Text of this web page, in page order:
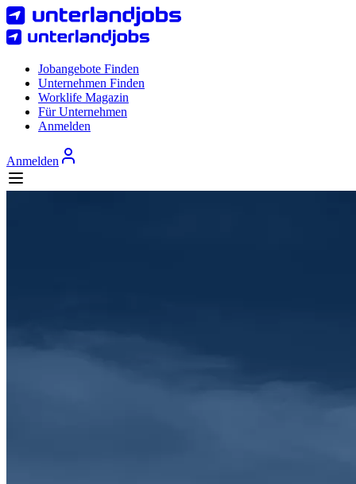
Jobangebote Finden
Unternehmen Finden
Worklife Magazin
Für Unternehmen
Anmelden
Anmelden